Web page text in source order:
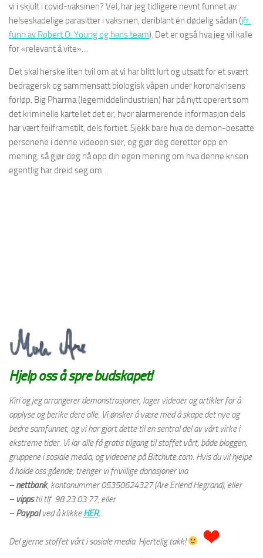
vi i skjult i covid-vaksinen? Vel, har jeg tidligere nevnt funnet av
helseskadelige parasitter i vaksinen, deriblant én dødelig sådan (jfr.
funn av Robert O. Young og hans team). Det er også hva jeg vil kalle
for «relevant å vite»…
Det skal herske liten tvil om at vi har blitt lurt og utsatt for et svært
bedragersk og sammensatt biologisk våpen under koronakrisens
forløp. Big Pharma (legemiddelindustrien) har på nytt operert som
det kriminelle kartellet det er, hvor alarmerende informasjon dels
har vært feilframstilt, dels fortiet. Sjekk bare hva de demon-besatte
personene i denne videoen sier, og gjør deg deretter opp en
mening, så gjør deg nå opp din egen mening om hva denne krisen
egentlig har dreid seg om…
Hjelp oss å spre budskapet!
Kiri og jeg arrangerer demonstrasjoner, lager videoer og artikler for å
opplyse og berike dere alle. Vi ønsker å være med å skape det nye og
bedre samfunnet, og vi har gjort dette til en sentral del av vårt virke i
ekstreme tider. Vi lar alle få gratis tilgang til stoffet vårt, både bloggen,
gruppene i sosiale media, og videoene på Bitchute.com. Hvis du vil hjelpe
å holde oss gående, trenger vi frivillige donasjoner via
–nettbank, kontonummer 05350624327 (Are Erlend Hegrand), eller
– vippstil tlf. 98 23 03 77, eller
–Paypalved å klikkeHER.
Del gjerne stoffet vårt i sosiale media. Hjertelig takk!